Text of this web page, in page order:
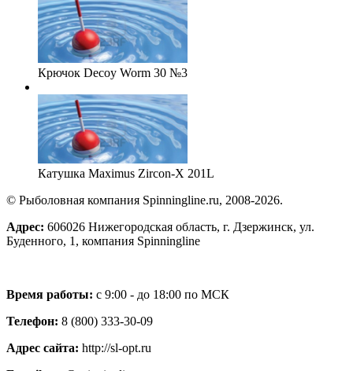
Крючок Decoy Worm 30 №3
Катушка Maximus Zircon-X 201L
© Рыболовная компания Spinningline.ru, 2008-2026.
Адрес: 606026 Нижегородская область, г. Дзержинск, ул.
Буденного, 1, компания Spinningline
Время работы: с 9:00 - до 18:00 по МСК
Телефон: 8 (800) 333-30-09
Адрес сайта: http://sl-opt.ru